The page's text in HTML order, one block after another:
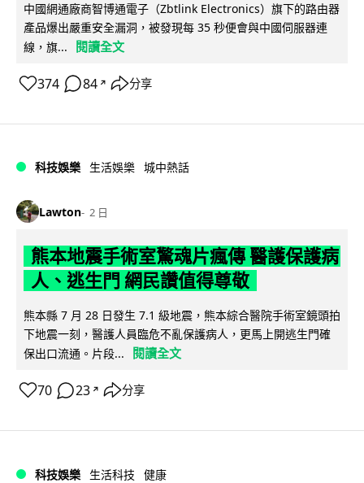
中國網通廠商智博通電子（Zbtlink Electronics）旗下的路由器
產品爆出嚴重安全漏洞，被發現每 35 秒便會與中國伺服器連
線，旗...
閱讀全文
374 84 ↗ 分享
科技娛樂 生活娛樂 城中熱話
Lawton 2 日
熊本地震手術室驚魂片瘋傳 醫護保護病
人、逃生門 網民讚值得尊敬
熊本縣 7 月 28 日發生 7.1 級地震，熊本綜合醫院手術室鏡頭拍
下地震一刻，醫護人員臨危不亂保護病人，更馬上開逃生門確
保出口流通。片段...
閱讀全文
70 23 ↗ 分享
科技娛樂 生活科技 健康